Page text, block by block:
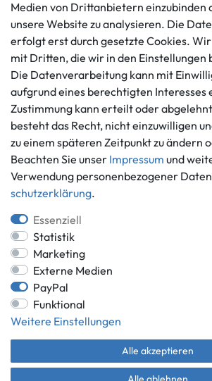
Mo. - Fr. 9 - 16 Uhr
info@gameworld.de
Kontaktformular
Impressum
Vertrag
Informationen
Ankauf
Über uns
Häufig gestellte Fragen
Zahlung und Versand
Batterieentsorgung
*Alle Preise inkl. gesetzlicher MwSt.,
** gilt für Lieferungen innerhalb Deutschlands,
Länder entnehmen Sie bitte der
Versandinformationen.
© Game World 2026 | Alle Rechte
Medien von Drittanbietern einzubinden
unsere Website zu analysieren. Die
erfolgt erst durch gesetzte Cookies.
mit Dritten, die wir in den Einstellungen
Die Datenverarbeitung kann mit
aufgrund eines berechtigten Interesses
Zustimmung kann erteilt oder
besteht das Recht, nicht einzuwilligen
zu einem späteren Zeitpunkt zu ändern
Beachten Sie unser Impressum und
Verwendung personenbezogener
schutz­erklärung.
Essenziell
Statistik
Marketing
Externe Medien
PayPal
Funktional
Weitere Einstellungen
Alle akzeptieren